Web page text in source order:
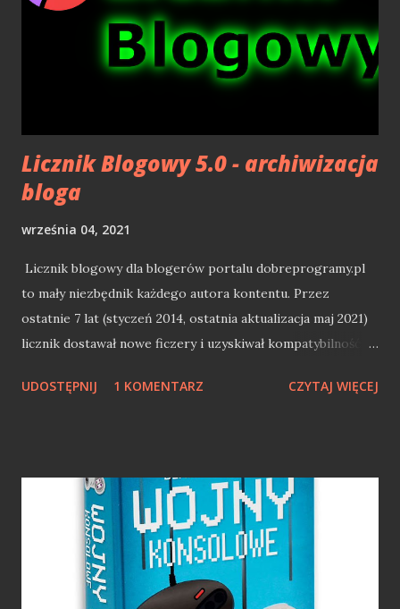
się irytujący i sprawia, że do rozgrywki wkrada się nuda i
monotonia. Jak to z tymi horrorami bywa? W ostatnich
latach najbardziej zawiodłem się na dylogii Layers of Fear.
Klimat szybko siadał, a rozgrywka stawała się powtarzalna i
Licznik Blogowy 5.0 - archiwizacja
bloga
września 04, 2021
Licznik blogowy dla blogerów portalu dobreprogramy.pl
to mały niezbędnik każdego autora kontentu. Przez
ostatnie 7 lat (styczeń 2014, ostatnia aktualizacja maj 2021)
licznik dostawał nowe ficzery i uzyskiwał kompatybilność z
kolejny duży ficzer - archiwizacja bloga. Stwórz pełne
zdjęcia (DobryBackupBloga — aplikacja do szybkiej
archiwizacji wpisów blogowych). Lata leciały, a apka
przestała działać z nową odsłoną dobrychprogramów.
Temat został zapomniany, aż wojtekadams odgrzebał temat
DobregoBackupuBloga. Sam pomysł nadal jest ciekawy, ale
UDOSTĘPNIJ 1 KOMENTARZ CZYTAJ WIĘCEJ